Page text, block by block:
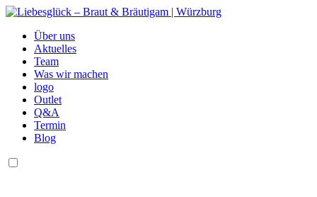
Über uns
Aktuelles
Team
Was wir machen
logo
Outlet
Q&A
Termin
Blog